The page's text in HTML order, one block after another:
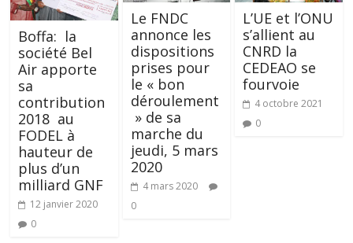
Boffa: la
société Bel
Air apporte
sa
contribution
2018 au
FODEL à
hauteur de
plus d’un
milliard GNF
12 janvier 2020
0
Le FNDC
annonce les
dispositions
prises pour
le « bon
déroulement
» de sa
marche du
jeudi, 5 mars
2020
4 mars 2020
0
L’UE et l’ONU
s’allient au
CNRD la
CEDEAO se
fourvoie
4 octobre 2021
0